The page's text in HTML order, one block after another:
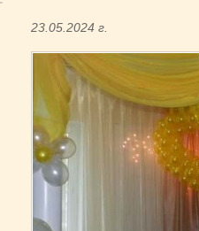
23.05.2024 г.